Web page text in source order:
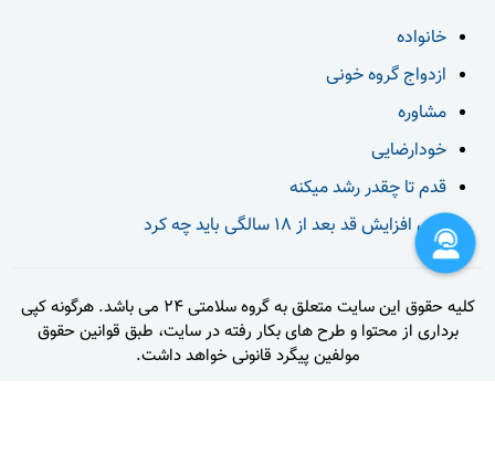
خانواده
ازدواج گروه خونی
مشاوره
خودارضایی
قدم تا چقدر رشد میکنه
برای افزایش قد بعد از 18 سالگی باید چه کرد
کلیه حقوق این سایت متعلق به گروه سلامتی 24 می باشد. هرگونه کپی
برداری از محتوا و طرح های بکار رفته در سایت، طبق قوانین حقوق
مولفین پیگرد قانونی خواهد داشت.